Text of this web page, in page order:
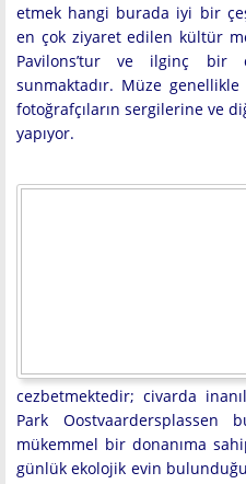
etmek hangi burada iyi bir
en çok ziyaret edilen kültür
Pavilons’tur ve ilginç bir
sunmaktadır. Müze
fotoğrafçıların sergilerine ve
yapıyor.
cezbetmektedir; civarda
Park Oostvaardersplassen
mükemmel bir donanıma
günlük ekolojik evin